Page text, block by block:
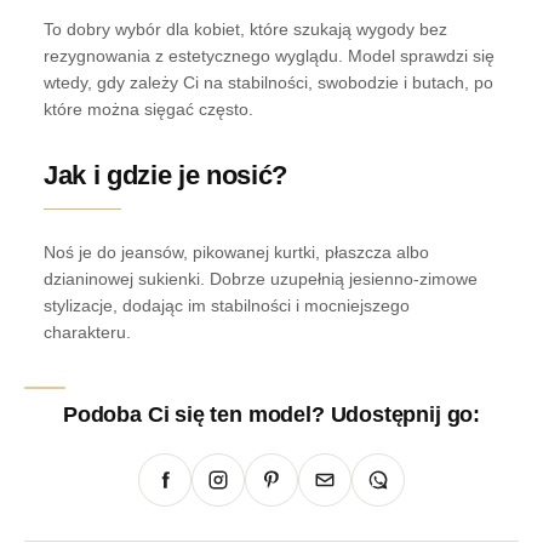
To dobry wybór dla kobiet, które szukają wygody bez
rezygnowania z estetycznego wyglądu. Model sprawdzi się
wtedy, gdy zależy Ci na stabilności, swobodzie i butach, po
które można sięgać często.
Jak i gdzie je nosić?
Noś je do jeansów, pikowanej kurtki, płaszcza albo
dzianinowej sukienki. Dobrze uzupełnią jesienno-zimowe
stylizacje, dodając im stabilności i mocniejszego
charakteru.
Podoba Ci się ten model? Udostępnij go: